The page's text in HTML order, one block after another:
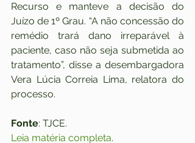
Recurso e manteve a decisão do
Juízo de 1º Grau. “A não concessão do
remédio trará dano irreparável à
paciente, caso não seja submetida ao
tratamento”, disse a desembargadora
Vera Lúcia Correia Lima, relatora do
processo.
Fonte: TJCE.
Leia matéria completa.